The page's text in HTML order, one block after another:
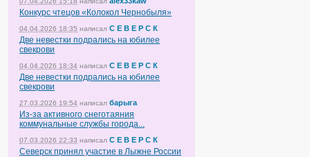
Конкурс чтецов «Колокол Чернобыля»
04.04.2026 18:35 написал С Е В Е Р С К
Две невестки подрались на юбилее
свекрови
04.04.2026 18:34 написал С Е В Е Р С К
Две невестки подрались на юбилее
свекрови
27.03.2026 19:54 написал барыга
Из-за активного снеготаяния
коммунальные службы города...
07.03.2026 22:33 написал С Е В Е Р С К
Северск принял участие в Лыжне России